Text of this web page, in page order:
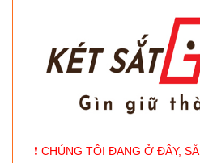
❗️ CHÚNG TÔI ĐANG Ở ĐÂY,